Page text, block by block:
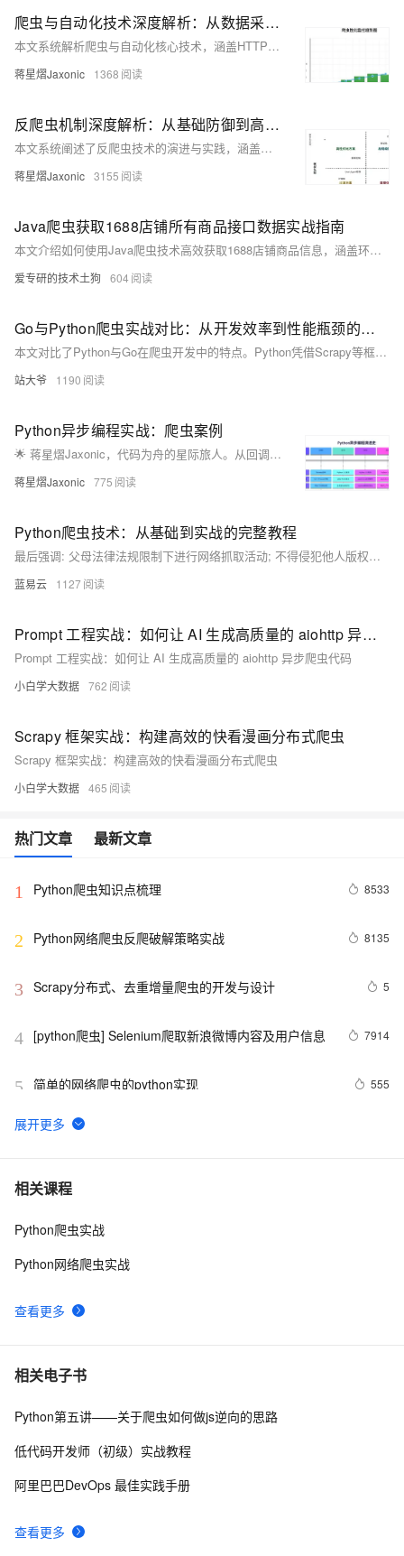
爬虫与自动化技术深度解析：从数据采集到智能运维的完整实战指南
本文系统解析爬虫与自动化核心技术，涵盖HTTP请求、数据解析、分布式架构及反爬策略，结合Scrapy、Selenium等框架实战，助力构建高效、稳定、合规的数据采集系统。
蒋星熠Jaxonic 1368
反爬虫机制深度解析：从基础防御到高级对抗的完整技术实战
本文系统阐述了反爬虫技术的演进与实践，涵盖基础IP限制、User-Agent检测，到验证码、行为分析及AI智能识别等多层防御体系，结合代码实例与架构图，全面解析爬虫攻防博弈，并展望智能化、合规化的发展趋势。
蒋星熠Jaxonic 3155
Java爬虫获取1688店铺所有商品接口数据实战指南
本文介绍如何使用Java爬虫技术高效获取1688店铺商品信息，涵盖环境搭建、API调用、签名生成及数据抓取全流程，并附完整代码示例，助力市场分析与选品决策。
爱专研的技术土狗 604
Go与Python爬虫实战对比：从开发效率到性能瓶颈的深度解析
本文对比了Python与Go在爬虫开发中的特点。Python凭借Scrapy等框架在开发效率和易用性上占优，适合快速开发与中小型项目；而Go凭借高并发和高性能优势，适用于大规模、长期运行的爬虫服务。文章通过代码示例和性能测试，分析了两者在并发能力、错误处理、部署维护等方面的差异，并探讨了未来融合发展的趋势。
站大爷 1190
Python异步编程实战：爬虫案例
🌟 蒋星熠Jaxonic，代码为舟的星际旅人。从回调地狱到async/await协程天堂，亲历Python异步编程演进。分享高性能爬虫、数据库异步操作、限流监控等实战经验，助你驾驭并发，在二进制星河中谱写极客诗篇。
蒋星熠Jaxonic 775
Python爬虫技术：从基础到实战的完整教程
最后强调: 父母法律法规限制下进行网络抓取活动; 不得侵犯他人版权隐私利益; 同时也要注意个人安全防止泄露敏感信息.
蓝易云 1127
Prompt 工程实战：如何让 AI 生成高质量的 aiohttp 异步爬虫代码
Prompt 工程实战：如何让 AI 生成高质量的 aiohttp 异步爬虫代码
小白学大数据 762
Scrapy 框架实战：构建高效的快看漫画分布式爬虫
Scrapy 框架实战：构建高效的快看漫画分布式爬虫
小白学大数据 465
热门文章 最新文章
1 Python爬虫知识点梳理 8533
2 Python网络爬虫反爬破解策略实战 8135
3 Scrapy分布式、去重增量爬虫的开发与设计 5
4 [python爬虫] Selenium爬取新浪微博内容及用户信息 7914
5 简单的网络爬虫的python实现 555
6 【爬虫知识】浏览器开发者工具使用技巧总结
7 快速看懂爬虫风险管理防护总览
8 python爬虫之Appium 的使用
相关课程
查看更多
Python爬虫实战
Python网络爬虫实战
相关电子书
查看更多
Python第五讲——关于爬虫如何做js逆向的思路
低代码开发师（初级）实战教程
阿里巴巴DevOps 最佳实践手册